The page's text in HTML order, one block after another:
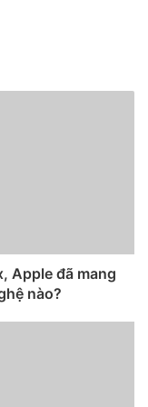
Apple đã mang
nào?